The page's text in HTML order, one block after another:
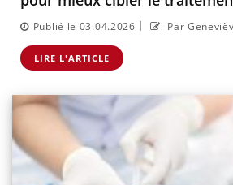
Publié le 03.04.2026 | Par
LIRE L'ARTICLE